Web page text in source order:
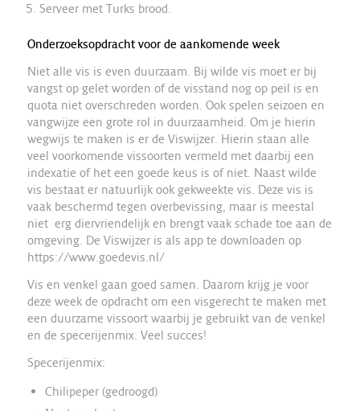
Serveer met Turks brood.
Onderzoeksopdracht voor de aankomende week
Niet alle vis is even duurzaam. Bij wilde vis moet er bij
vangst op gelet worden of de visstand nog op peil is en
quota niet overschreden worden. Ook spelen seizoen en
vangwijze een grote rol in duurzaamheid. Om je hierin
wegwijs te maken is er de Viswijzer. Hierin staan alle
veel voorkomende vissoorten vermeld met daarbij een
indexatie of het een goede keus is of niet. Naast wilde
vis bestaat er natuurlijk ook gekweekte vis. Deze vis is
vaak beschermd tegen overbevissing, maar is meestal
niet erg diervriendelijk en brengt vaak schade toe aan de
omgeving. De Viswijzer is als app te downloaden op
https://www.goedevis.nl/
Vis en venkel gaan goed samen. Daarom krijg je voor
deze week de opdracht om een visgerecht te maken met
een duurzame vissoort waarbij je gebruikt van de venkel
en de specerijenmix. Veel succes!
Specerijenmix:
Chilipeper (gedroogd)